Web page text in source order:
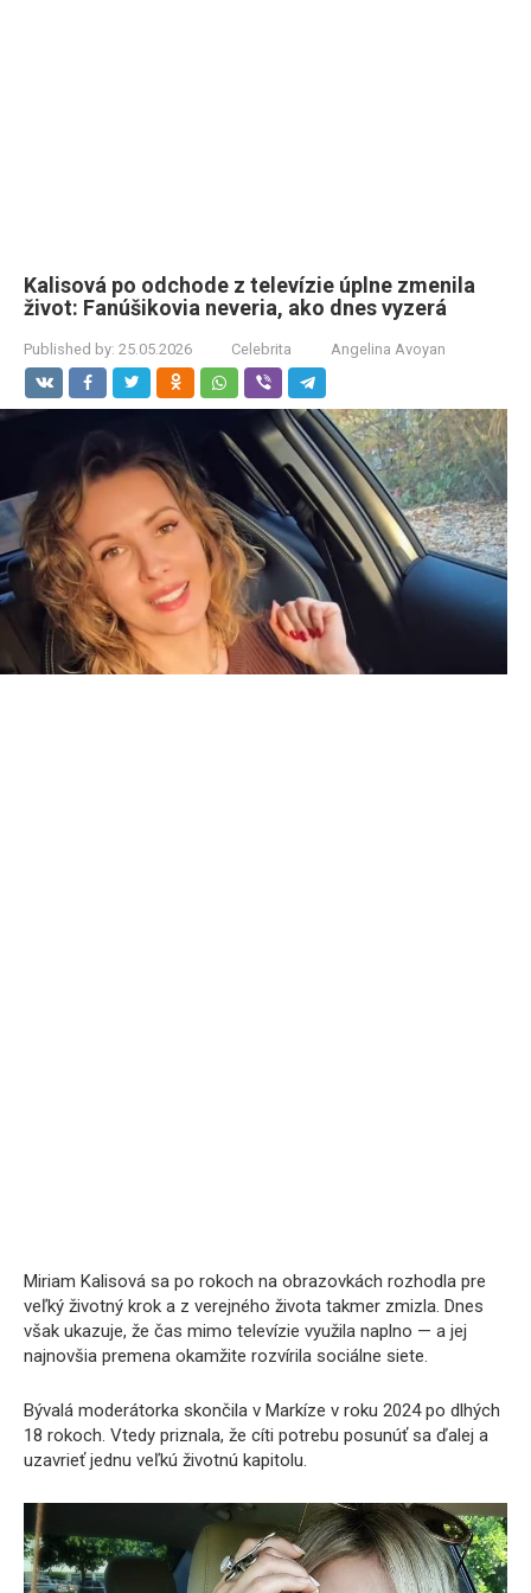
Kalisová po odchode z televízie úplne zmenila
život: Fanúšikovia neveria, ako dnes vyzerá
Published by: 25.05.2026 Celebrita Angelina Avoyan
Miriam Kalisová sa po rokoch na obrazovkách rozhodla pre
veľký životný krok a z verejného života takmer zmizla. Dnes
však ukazuje, že čas mimo televízie využila naplno — a jej
najnovšia premena okamžite rozvírila sociálne siete.
Bývalá moderátorka skončila v Markíze v roku 2024 po dlhých
18 rokoch. Vtedy priznala, že cíti potrebu posunúť sa ďalej a
uzavrieť jednu veľkú životnú kapitolu.